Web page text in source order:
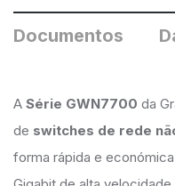
Documentos
A Série GWN7700 da
de switches de rede
forma rápida e